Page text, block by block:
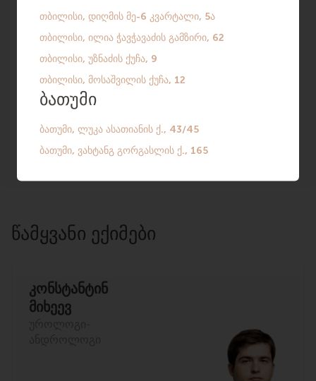
მართვასა და თანამედროვე
მეთოდებით მკურნალობაში.
პასუხისმგებლობით ვმუშაობ
პაციენტთა უსაფრთხოებაზე და
მუდმივად ვვითარდები პროფესიულ
სფეროში.
ᲬᲐᲛᲧᲕᲐᲜᲘ ᲔᲥᲘᲛᲔᲑᲘ
კონსტანტინ
მიხეევ